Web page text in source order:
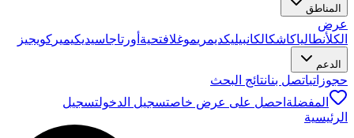
المناطق
عرض
الكلأنطالياكاشكالكانبيليكديمريموغلافتحية أورتاجاسيديكيمير كويجيز
الدعم
حجوزاتياتصل بنانتائج البحث
المفضلة احصل على عرض خاصتسجيل الدخولتسجيل
الرئيسية